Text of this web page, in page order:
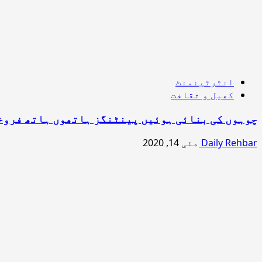
انٹرٹینمنٹ
کھیل و ثقافت
چوہوں کی بنائی ہوئیں پینٹنگز ہاتھوں ہاتھ
Daily Rehbar مئی 14, 2020